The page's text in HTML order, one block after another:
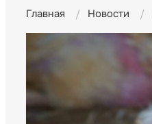
Главная Новости